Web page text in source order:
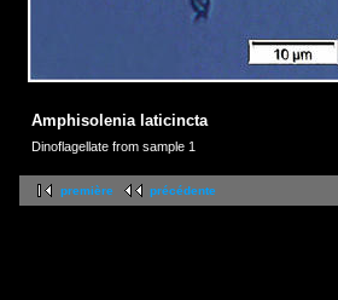
Amphisolenia laticincta
Dinoflagellate from sample 1
première précédente